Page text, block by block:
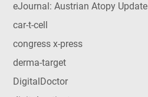
eJournal: Austrian Atopy Update
car-t-cell
congress x-press
derma-target
DigitalDoctor